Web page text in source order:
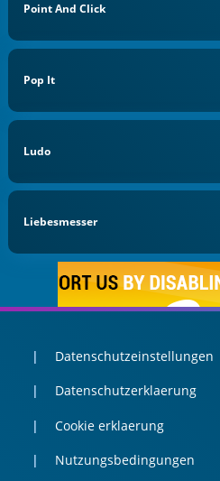
Point And Click
Pop It
Ludo
Liebesmesser
Datenschutzeinstellungen
Datenschutzerklaerung
Cookie erklaerung
Nutzungsbedingungen